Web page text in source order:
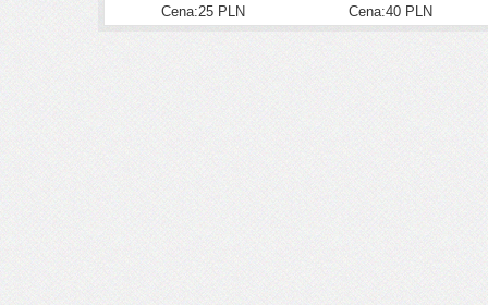
Cena:25 PLN Cena:40 PLN